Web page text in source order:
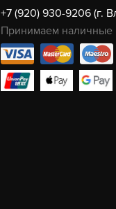
+7 (920) 930-9206 (г.
Принимаем наличные